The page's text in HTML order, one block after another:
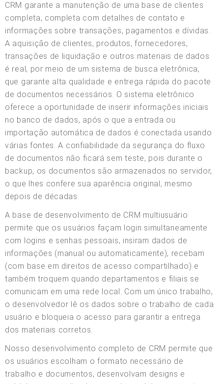
CRM garante a manutenção de uma base de clientes
completa, completa com detalhes de contato e
informações sobre transações, pagamentos e dívidas.
A aquisição de clientes, produtos, fornecedores,
transações de liquidação e outros materiais de dados
é real, por meio de um sistema de busca eletrônica,
que garante alta qualidade e entrega rápida do pacote
de documentos necessários. O sistema eletrônico
oferece a oportunidade de inserir informações iniciais
no banco de dados, após o que a entrada ou
importação automática de dados é conectada usando
várias fontes. A confiabilidade da segurança do fluxo
de documentos não ficará sem teste, pois durante o
backup, os documentos são armazenados no servidor,
o que lhes confere sua aparência original, mesmo
depois de décadas.
A base de desenvolvimento de CRM multiusuário
permite que os usuários façam login simultaneamente
com logins e senhas pessoais, insiram dados de
informações (manual ou automaticamente), recebam
(com base em direitos de acesso compartilhado) e
também troquem quando departamentos e filiais se
comunicam em uma rede local. Com um único trabalho,
o desenvolvedor lê os dados sobre o trabalho de cada
usuário e bloqueia o acesso para garantir a entrega
dos materiais corretos.
Nosso desenvolvimento completo de CRM permite que
os usuários escolham o formato necessário de
trabalho e documentos, desenvolvam designs e